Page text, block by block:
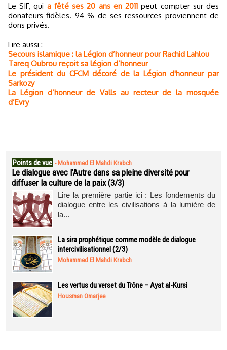
Le SIF, qui a fêté ses 20 ans en 2011 peut compter sur des
donateurs fidèles. 94 % de ses ressources proviennent de
dons privés.
Lire aussi :
Secours islamique : la Légion d’honneur pour Rachid Lahlou
Tareq Oubrou reçoit sa légion d’honneur
Le président du CFCM décoré de la Légion d'honneur par
Sarkozy
La Légion d’honneur de Valls au recteur de la mosquée
d’Evry
Points de vue - Mohammed El Mahdi Krabch
Le dialogue avec l’Autre dans sa pleine diversité pour
diffuser la culture de la paix (3/3)
Lire la première partie ici : Les fondements du
dialogue entre les civilisations à la lumière de
la...
La sira prophétique comme modèle de dialogue
intercivilisationnel (2/3)
Mohammed El Mahdi Krabch
Les vertus du verset du Trône – Ayat al-Kursi
Housman Omarjee